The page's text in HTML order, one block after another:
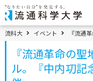
コ
ン
テ
ン
ツ
へ
移
パンくずメニュー
流科大 イベント 『流通
『流通革命の
ル。『中内㓛記